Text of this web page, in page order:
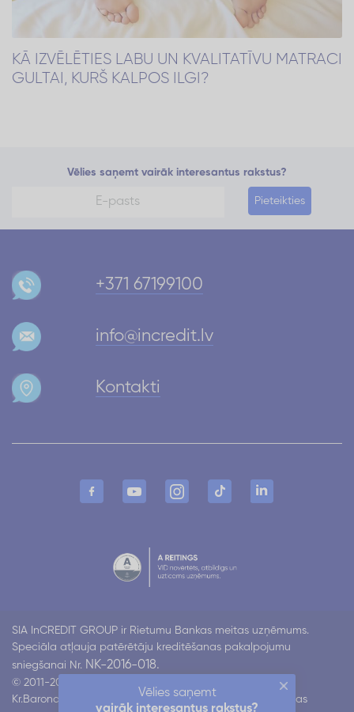
KĀ IZVĒLĒTIES LABU UN KVALITATĪVU MATRACI
GULTAI, KURŠ KALPOS ILGI?
Vēlies saņemt
vairāk interesantus rakstus?
Vēlies saņemt vairāk interesantus rakstus?
Pieteikties
+371 67199100
info@incredit.lv
Kontakti
SIA InCREDIT GROUP ir Rietumu Bankas meitas uzņēmums.
Speciāla atļauja patērētāju kreditēšanas pakalpojumu
sniegšanai Nr. NK-2016-018.
© 2011-2026 Incredit
Kr.Barona 130 k4, Rīga LV-1012
Visas tiesības aizsargātas